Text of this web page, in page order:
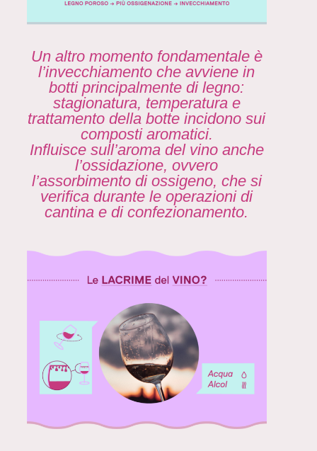
Un altro momento fondamentale è
l’invecchiamento che avviene in
botti principalmente di legno:
stagionatura, temperatura e
trattamento della botte incidono sui
composti aromatici.
Influisce sull’aroma del vino anche
l’ossidazione, ovvero
l’assorbimento di ossigeno, che si
verifica durante le operazioni di
cantina e di confezionamento.